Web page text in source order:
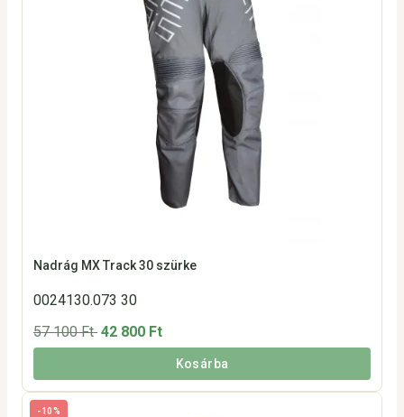
Nadrág MX Track 30 szürke
0024130.073 30
57 100 Ft 42 800 Ft
Kosárba
-10%